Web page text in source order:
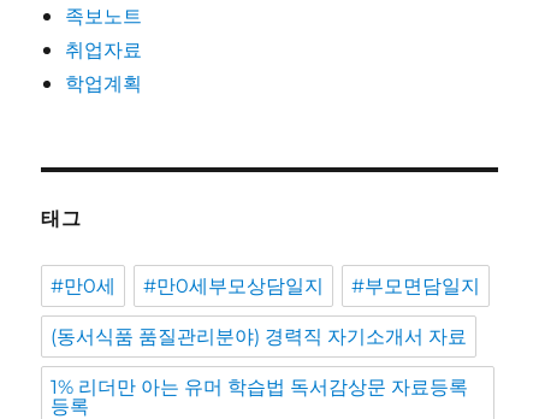
족보노트
취업자료
학업계획
태그
#만0세 #만0세부모상담일지 #부모면담일지
(동서식품 품질관리분야) 경력직 자기소개서 자료
1% 리더만 아는 유머 학습법 독서감상문 자료등록
등록